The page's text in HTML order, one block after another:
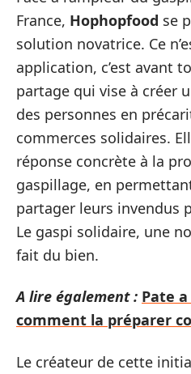
France, Hophopfood se
solution novatrice. Ce
application, c’est avant
partage qui vise à créer
des personnes en
commerces solidaires.
réponse concrète à la
gaspillage, en
partager leurs invendus
Le gaspi solidaire, une
fait du bien.
A lire également : Pate
comment la préparer
Le créateur de cette